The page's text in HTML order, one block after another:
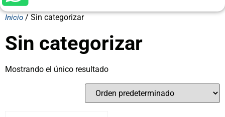
Inicio / Sin categorizar
Sin categorizar
Mostrando el único resultado